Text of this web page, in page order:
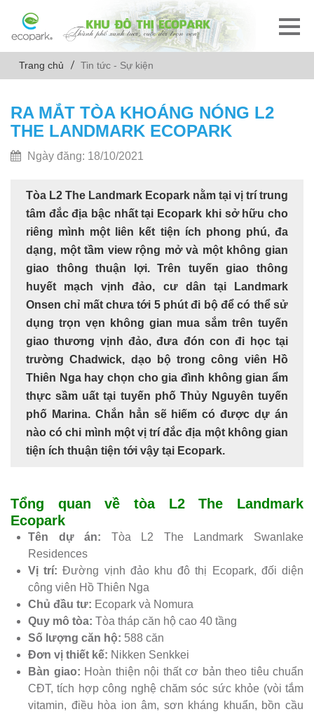
Trang chủ Tin tức - Sự kiện
RA MẮT TÒA KHOÁNG NÓNG L2
THE LANDMARK ECOPARK
Ngày đăng: 18/10/2021
Tòa L2 The Landmark Ecopark nằm tại vị trí trung
tâm đắc địa bậc nhất tại Ecopark khi sở hữu cho
riêng mình một liên kết tiện ích phong phú, đa
dạng, một tầm view rộng mở và một không gian
giao thông thuận lợi. Trên tuyến giao thông
huyết mạch vịnh đảo, cư dân tại Landmark
Onsen chỉ mất chưa tới 5 phút đi bộ để có thể sử
dụng trọn vẹn không gian mua sắm trên tuyến
giao thương vịnh đảo, đưa đón con đi học tại
trường Chadwick, dạo bộ trong công viên Hồ
Thiên Nga hay chọn cho gia đình không gian ẩm
thực sầm uất tại tuyến phố Thủy Nguyên tuyến
phố Marina. Chắn hẳn sẽ hiếm có được dự án
nào có chi mình một vị trí đắc địa một không gian
tiện ích thuận tiện tới vậy tại Ecopark.
Tổng quan về tòa L2 The Landmark
Ecopark
Tên dự án: Tòa L2 The Landmark Swanlake
Residences
Vị trí: Đường vịnh đảo khu đô thị Ecopark, đối diện
công viên Hồ Thiên Nga
Chủ đầu tư: Ecopark và Nomura
Quy mô tòa: Tòa tháp căn hộ cao 40 tầng
Số lượng căn hộ: 588 căn
Đơn vị thiết kế: Nikken Senkkei
Bàn giao: Hoàn thiện nội thất cơ bản theo tiêu chuẩn
CĐT, tích hợp công nghệ chăm sóc sức khỏe (vòi tắm
vitamin, điều hòa ion âm, sơn kháng khuẩn, bồn cầu